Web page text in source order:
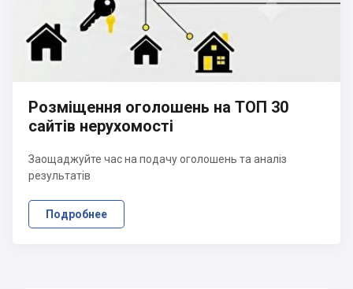
Розміщення оголошень на ТОП 30
сайтів нерухомості
Заощаджуйте час на подачу оголошень та аналіз
результатів
Подробнее